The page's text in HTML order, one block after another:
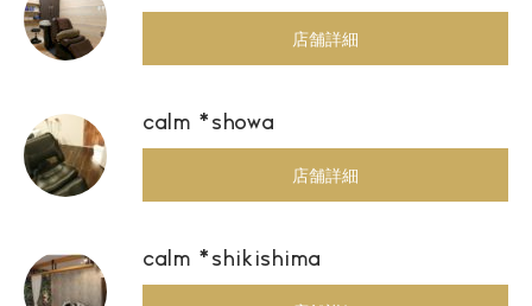
店舗詳細
calm *showa
店舗詳細
calm *shikishima